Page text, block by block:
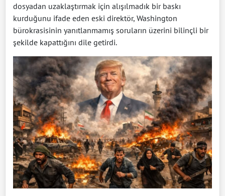
dosyadan uzaklaştırmak için alışılmadık bir baskı
kurduğunu ifade eden eski direktör, Washington
bürokrasisinin yanıtlanmamış soruların üzerini bilinçli bir
şekilde kapattığını dile getirdi.